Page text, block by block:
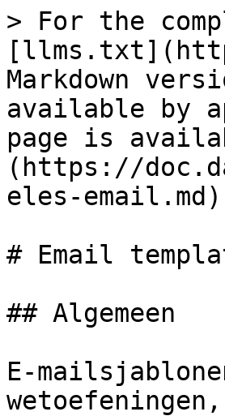
> For the
Markdown
available by
page is
(https://
eles-
# Email
## Algemeen
E-